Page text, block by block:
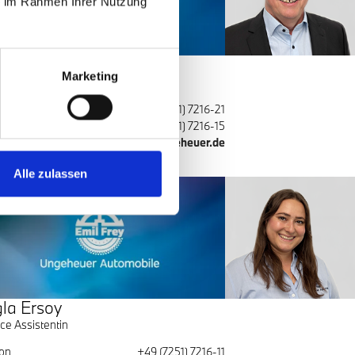
Marketing
Alle zulassen
+49 (7251) 7216-21
+49 (7251) 7216-15
stephan.zastrow@ungeheuer.de
Ersoy
Assistentin
+49 (7251) 7216-11